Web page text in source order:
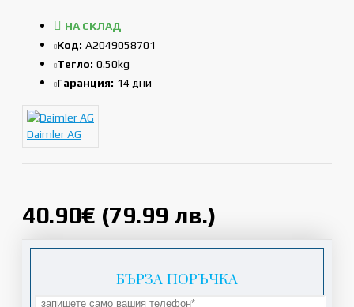
40.90€ (79.99 лв.)
НА СКЛАД
Код: A2049058701
Тегло: 0.50kg
Гаранция: 14 дни
Daimler AG
БЪРЗА ПОРЪЧКА